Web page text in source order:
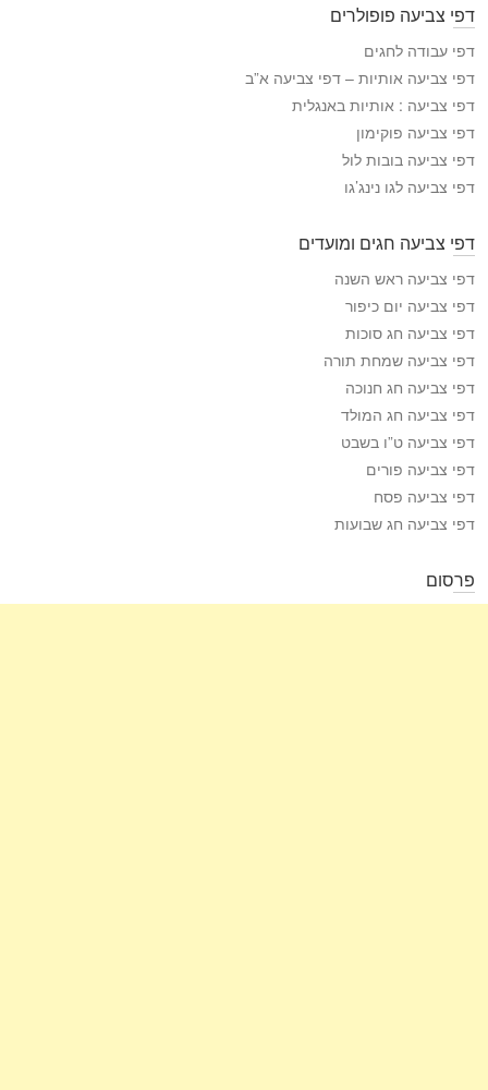
י
ה
צ
י
ע
ה
דפי צביעה פופולרים
דפי עבודה לחגים
דפי צביעה אותיות – דפי צביעה א”ב
דפי צביעה : אותיות באנגלית
דפי צביעה פוקימון
דפי צביעה בובות לול
דפי צביעה לגו נינג’גו
דפי צביעה חגים ומועדים
דפי צביעה ראש השנה
דפי צביעה יום כיפור
דפי צביעה חג סוכות
דפי צביעה שמחת תורה
דפי צביעה חג חנוכה
דפי צביעה חג המולד
דפי צביעה ט”ו בשבט
דפי צביעה פורים
דפי צביעה פסח
דפי צביעה חג שבועות
פרסום